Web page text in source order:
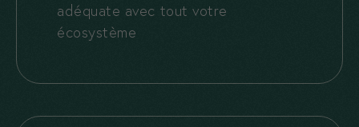
adéquate avec tout votre
écosystème